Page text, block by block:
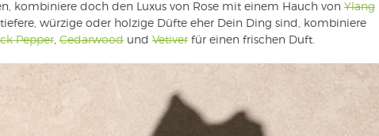
kombiniere doch den Luxus von Rose mit einem Hauch von Ylang
tiefere, würzige oder holzige Düfte eher Dein Ding sind, kombiniere
Pepper Cedarwood und Vetiver für einen frischen Duft.